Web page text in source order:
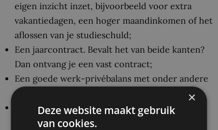
eigen inzicht inzet, bijvoorbeeld voor extra
vakantiedagen, een hoger maandinkomen of het
aflossen van je studieschuld;
Een jaarcontract. Bevalt het van beide kanten?
Dan ontvang je een vast contract;
Een goede werk-privébalans met onder andere
ruime verlofmogelijkheden;
Thuiswerkvergoeding en budget om jouw
thuiswerkplek goed in te richten.
×
Deze website maakt gebruik
van cookies.